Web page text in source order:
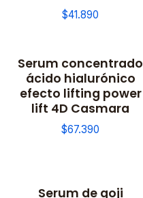
$41.890
Serum concentrado
ácido hialurónico
efecto lifting power
lift 4D Casmara
$67.390
Serum de goji